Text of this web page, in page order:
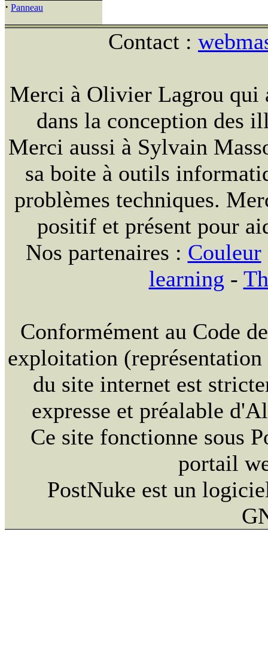
· Panneau
Contact :
Merci à Olivier Lagrou qui
dans la conception des
Merci aussi à Sylvain
sa boite à outils
problèmes techniques.
positif et présent pour
Nos partenaires : Couleur
learning -
Conformément au Code
exploitation
du site internet est
expresse et préalable
Ce site fonctionne sous
portail
PostNuke est un